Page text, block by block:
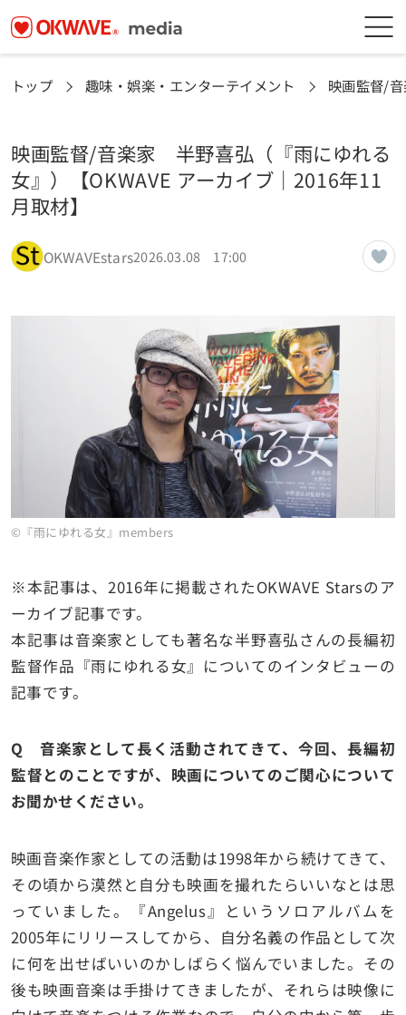
トップ 趣味・娯楽・エンターテイメント 映画監督/
映画監督/音楽家 半野喜弘（『雨にゆれる
女』）【OKWAVE アーカイブ｜2016年11
月取材】
OKWAVEstars2026.03.08 17:00
©『雨にゆれる女』members
※本記事は、2016年に掲載されたOKWAVE Starsのア
ーカイブ記事です。
本記事は音楽家としても著名な半野喜弘さんの長編初
監督作品『雨にゆれる女』についてのインタビューの
記事です。
Q 音楽家として長く活動されてきて、今回、長編初
監督とのことですが、映画についてのご関心について
お聞かせください。
映画音楽作家としての活動は1998年から続けてきて、
その頃から漠然と自分も映画を撮れたらいいなとは思
っていました。『Angelus』というソロアルバムを
2005年にリリースしてから、自分名義の作品として次
に何を出せばいいのかしばらく悩んでいました。その
後も映画音楽は手掛けてきましたが、それらは映像に